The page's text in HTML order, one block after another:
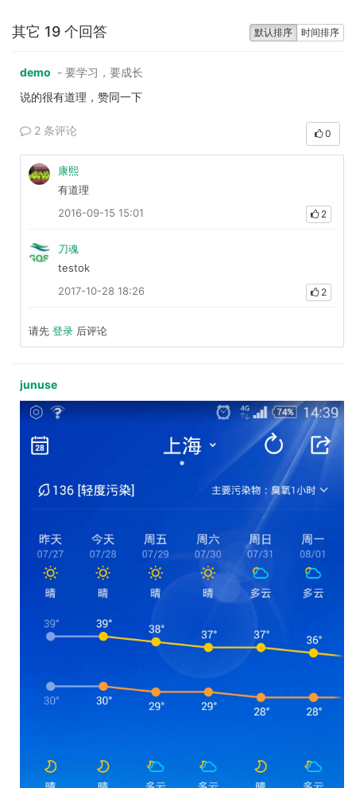
默认排序 时间排序
其它 19 个回答
demo - 要学习，要成长
说的很有道理，赞同一下
2 条评论 0
康熙
有道理
2016-09-15 15:01
2
刀魂
testok
2017-10-28 18:26
2
请先 登录 后评论
junuse